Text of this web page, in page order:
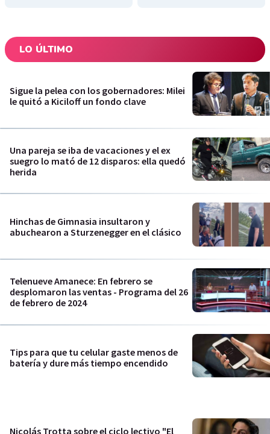
LO ÚLTIMO
Sigue la pelea con los gobernadores: Milei
le quitó a Kiciloff un fondo clave
Una pareja se iba de vacaciones y el ex
suegro lo mató de 12 disparos: ella quedó
herida
Hinchas de Gimnasia insultaron y
abuchearon a Sturzenegger en el clásico
Telenueve Amanece: En febrero se
desplomaron las ventas - Programa del 26
de febrero de 2024
Tips para que tu celular gaste menos de
batería y dure más tiempo encendido
Nicolás Trotta sobre el ciclo lectivo "El